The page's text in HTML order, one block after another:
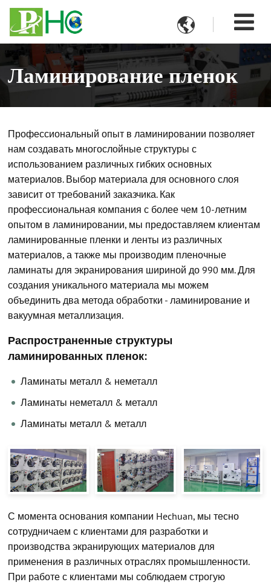

Ламинирование пленок
Профессиональный опыт в ламинировании позволяет
нам создавать многослойные структуры с
использованием различных гибких основных
материалов. Выбор материала для основного слоя
зависит от требований заказчика. Как
профессиональная компания с более чем 10-летним
опытом в ламинировании, мы предоставляем клиентам
ламинированные пленки и ленты из различных
материалов, а также мы производим пленочные
ламинаты для экранирования шириной до 990 мм. Для
создания уникального материала мы можем
объединить два метода обработки - ламинирование и
вакуумная металлизация.
Распространенные структуры
ламинированных пленок:
Ламинаты металл & неметалл
Ламинаты неметалл & металл
Ламинаты металл & металл
С момента основания компании Hechuan, мы тесно
сотрудничаем с клиентами для разработки и
производства экранирующих материалов для
применения в различных отраслях промышленности.
При работе с клиентами мы соблюдаем строгую